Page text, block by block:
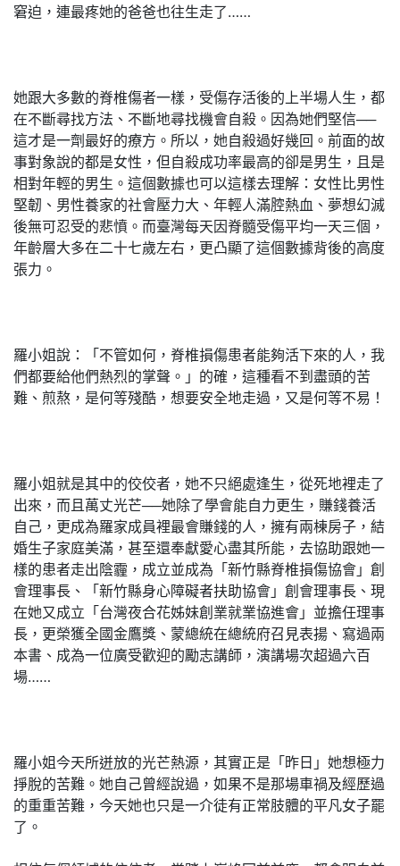
窘迫，連最疼她的爸爸也往生走了……
她跟大多數的脊椎傷者一樣，受傷存活後的上半場人生，都
在不斷尋找方法、不斷地尋找機會自殺。因為她們堅信──
這才是一劑最好的療方。所以，她自殺過好幾回。前面的故
事對象說的都是女性，但自殺成功率最高的卻是男生，且是
相對年輕的男生。這個數據也可以這樣去理解：女性比男性
堅韌、男性養家的社會壓力大、年輕人滿腔熱血、夢想幻滅
後無可忍受的悲憤。而臺灣每天因脊髓受傷平均一天三個，
年齡層大多在二十七歲左右，更凸顯了這個數據背後的高度
張力。
羅小姐說：「不管如何，脊椎損傷患者能夠活下來的人，我
們都要給他們熱烈的掌聲。」的確，這種看不到盡頭的苦
難、煎熬，是何等殘酷，想要安全地走過，又是何等不易！
羅小姐就是其中的佼佼者，她不只絕處逢生，從死地裡走了
出來，而且萬丈光芒──她除了學會能自力更生，賺錢養活
自己，更成為羅家成員裡最會賺錢的人，擁有兩棟房子，結
婚生子家庭美滿，甚至還奉獻愛心盡其所能，去協助跟她一
樣的患者走出陰霾，成立並成為「新竹縣脊椎損傷協會」創
會理事長、「新竹縣身心障礙者扶助協會」創會理事長、現
在她又成立「台灣夜合花姊妹創業就業協進會」並擔任理事
長，更榮獲全國金鷹獎、蒙總統在總統府召見表揚、寫過兩
本書、成為一位廣受歡迎的勵志講師，演講場次超過六百
場……
羅小姐今天所迸放的光芒熱源，其實正是「昨日」她想極力
掙脫的苦難。她自己曾經說過，如果不是那場車禍及經歷過
的重重苦難，今天她也只是一介徒有正常肢體的平凡女子罷
了。